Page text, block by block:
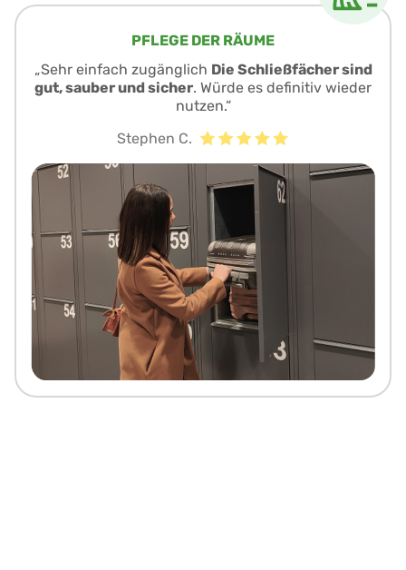
PFLEGE DER RÄUME
„Sehr einfach zugänglich Die Schließfächer sind
gut, sauber und sicher. Würde es definitiv wieder
nutzen.“
Stephen C.